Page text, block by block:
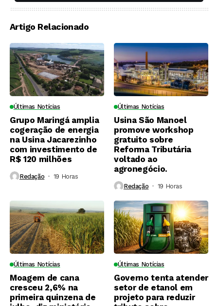
Artigo Relacionado
Últimas Notícias
Grupo Maringá amplia
cogeração de energia
na Usina Jacarezinho
com investimento de
R$ 120 milhões
Redação 19 Horas ⁮
Últimas Notícias
Usina São Manoel
promove workshop
gratuito sobre
Reforma Tributária
voltado ao
agronegócio.
Redação 19 Horas ⁮
Últimas Notícias
Moagem de cana
cresceu 2,6% na
primeira quinzena de
Últimas Notícias
Governo tenta atender
setor de etanol em
projeto para reduzir